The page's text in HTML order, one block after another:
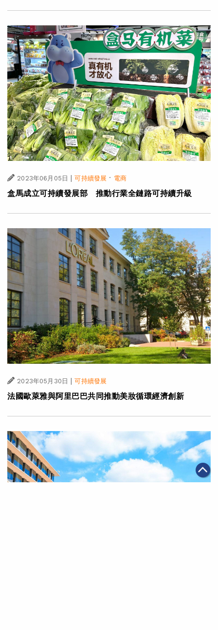
2023年06月05日 | 可持續發展 · 電商
盒馬成立可持續發展部 推動行業全鏈路可持續升級
2023年05月30日 | 可持續發展
法國歐萊雅與阿里巴巴共同推動美妝循環經濟創新